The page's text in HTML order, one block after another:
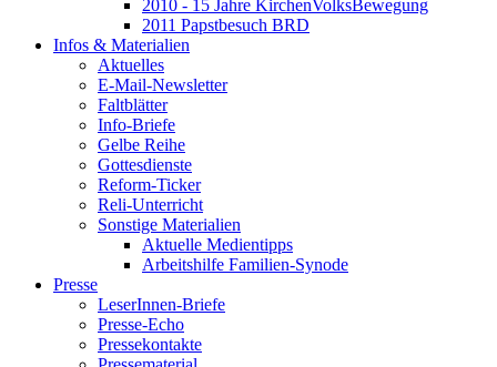
2010 - 15 Jahre KirchenVolksBewegung
2011 Papstbesuch BRD
Infos & Materialien
Aktuelles
E-Mail-Newsletter
Faltblätter
Info-Briefe
Gelbe Reihe
Gottesdienste
Reform-Ticker
Reli-Unterricht
Sonstige Materialien
Aktuelle Medientipps
Arbeitshilfe Familien-Synode
Presse
LeserInnen-Briefe
Presse-Echo
Pressekontakte